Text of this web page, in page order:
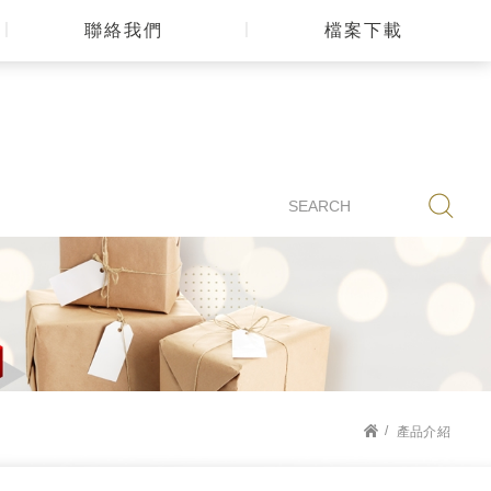
聯絡我們 檔案下載
產品介紹